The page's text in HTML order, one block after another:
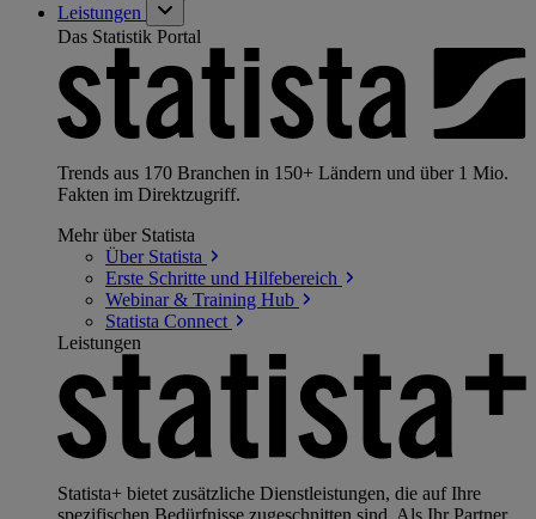
Leistungen
Das Statistik Portal
Trends aus 170 Branchen in 150+ Ländern und über 1 Mio.
Fakten im Direktzugriff.
Mehr über Statista
Über Statista
Erste Schritte und Hilfebereich
Webinar & Training Hub
Statista Connect
Leistungen
Statista+ bietet zusätzliche Dienstleistungen, die auf Ihre
spezifischen Bedürfnisse zugeschnitten sind. Als Ihr Partner